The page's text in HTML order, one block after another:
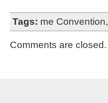
Tags: me Convention,
Comments are closed.